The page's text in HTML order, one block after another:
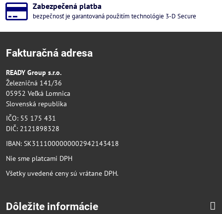
Zabezpečená platba
bezpečnosť je garantovaná použitím technológie 3-D Secure
Fakturačná adresa
READY Group s.r.o.
Železničná 141/36
05952 Veľká Lomnica
Slovenská republika
IČO: 55 175 431
DIČ: 2121898328
IBAN: SK3111000000002942143418
Nie sme platcami DPH
Všetky uvedené ceny sú vrátane DPH.
Dôležite informácie